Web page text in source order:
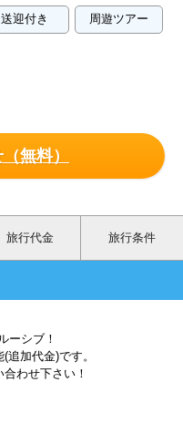
送迎付き 周遊ツアー
無料）
旅行代金 旅行条件
ーシブ！
加代金)です。
わせ下さい！